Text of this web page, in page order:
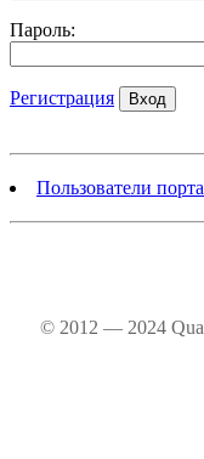
Пароль:
Регистрация
Пользователи
© 2012 — 2024